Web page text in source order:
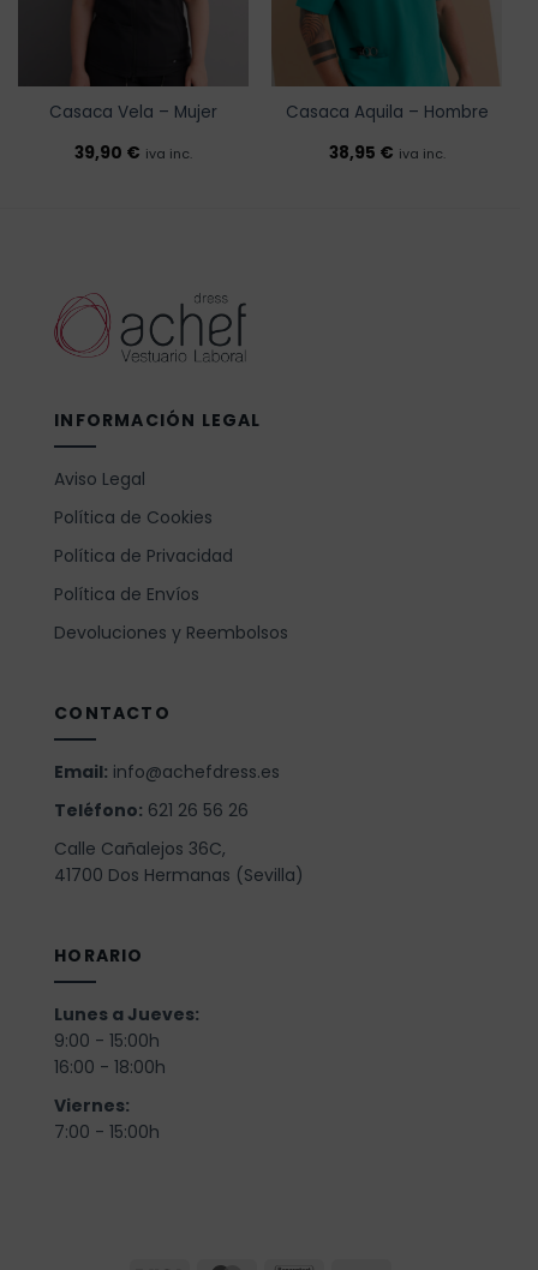
Casaca Vela – Mujer
39,90 € iva inc.
Casaca Aquila – Hombre
38,95 € iva inc.
INFORMACIÓN LEGAL
Aviso Legal
Política de Cookies
Política de Privacidad
Política de Envíos
Devoluciones y Reembolsos
CONTACTO
Email: info@achefdress.es
Teléfono: 621 26 56 26
Calle Cañalejos 36C,
41700 Dos Hermanas (Sevilla)
HORARIO
Lunes a Jueves:
9:00 - 15:00h
16:00 - 18:00h
Viernes:
7:00 - 15:00h